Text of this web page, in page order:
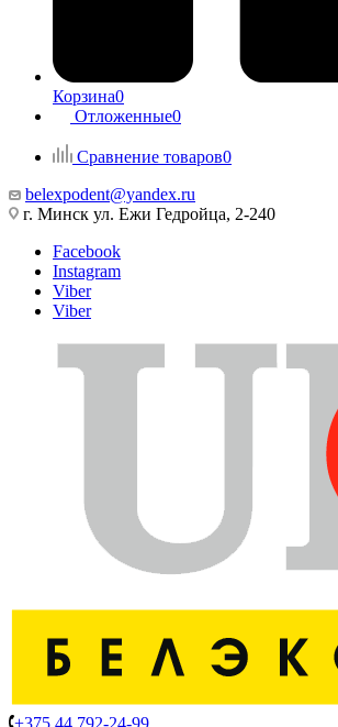
Корзина0
Отложенные0
Сравнение товаров0
belexpodent@yandex.ru
г. Минск ул. Ежи Гедройца, 2-240
Facebook
Instagram
Viber
Viber
+375 44 792-24-99